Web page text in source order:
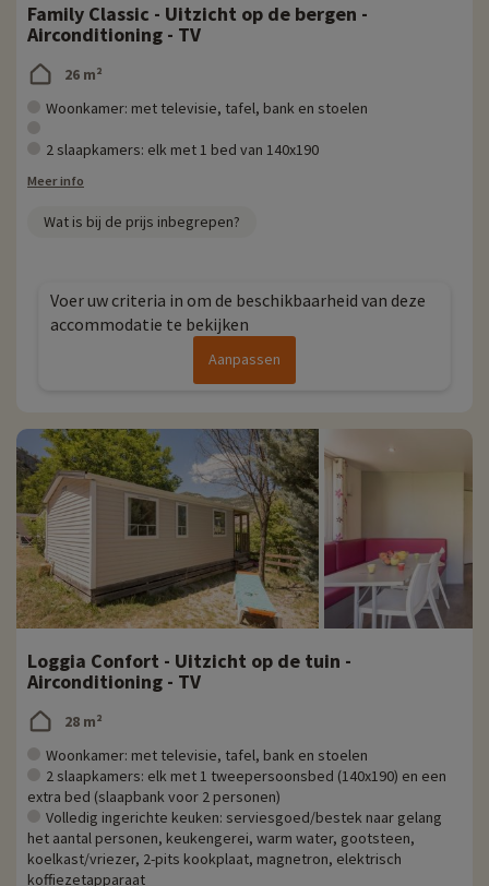
Family Classic - Uitzicht op de bergen -
Airconditioning - TV
26 m²
Woonkamer: met televisie, tafel, bank en stoelen
2 slaapkamers: elk met 1 bed van 140x190
Meer info
Wat is bij de prijs inbegrepen?
Voer uw criteria in om de beschikbaarheid van deze
accommodatie te bekijken
Aanpassen
Loggia Confort - Uitzicht op de tuin -
Airconditioning - TV
28 m²
Woonkamer: met televisie, tafel, bank en stoelen
2 slaapkamers: elk met 1 tweepersoonsbed (140x190) en een
extra bed (slaapbank voor 2 personen)
Volledig ingerichte keuken: serviesgoed/bestek naar gelang
het aantal personen, keukengerei, warm water, gootsteen,
koelkast/vriezer, 2-pits kookplaat, magnetron, elektrisch
koffiezetapparaat